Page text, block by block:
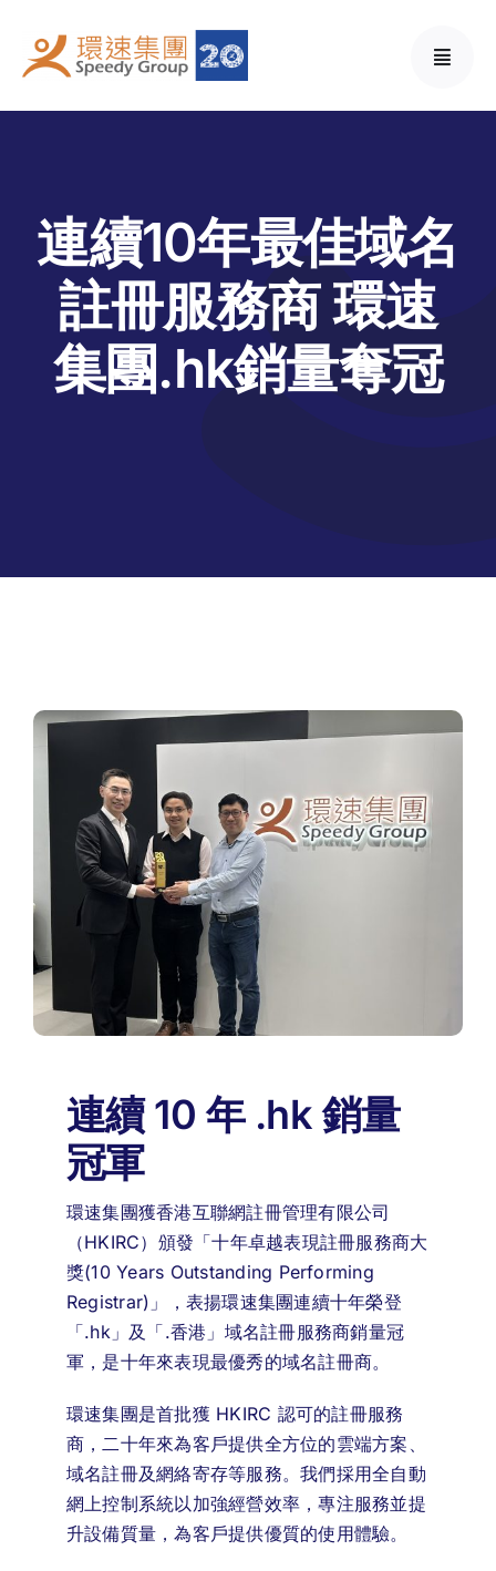
content
連續10年最佳域名
註冊服務商 環速
集團.hk銷量奪冠
連續 10 年 .hk 銷量
冠軍
環速集團獲香港互聯網註冊管理有限公司
（HKIRC）頒發「十年卓越表現註冊服務商大
獎(10 Years Outstanding Performing
Registrar)」，表揚環速集團連續十年榮登
「.hk」及「.香港」域名註冊服務商銷量冠
軍，是十年來表現最優秀的域名註冊商。
環速集團是首批獲 HKIRC 認可的註冊服務
商，二十年來為客戶提供全方位的雲端方案、
域名註冊及網絡寄存等服務。我們採用全自動
網上控制系統以加強經營效率，專注服務並提
升設備質量，為客戶提供優質的使用體驗。